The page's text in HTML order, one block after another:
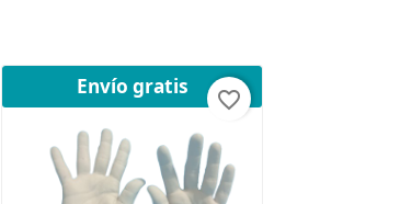
Envío gratis
favorite_border